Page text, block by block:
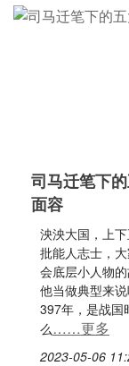
司马迁笔下
面容
泱泱大国，上
批能人志士，
会底层小人物
他当做典型来
397年，是战国
么……更多
2023-05-06